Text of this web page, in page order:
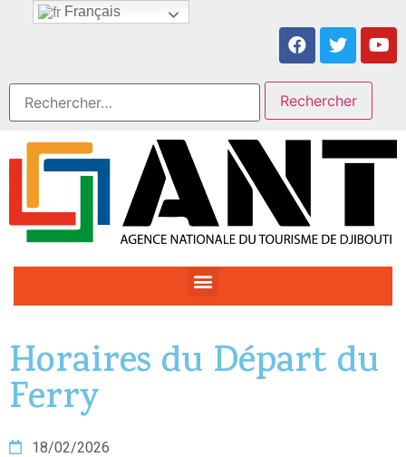
Horaires du Départ du
Ferry
18/02/2026
Français